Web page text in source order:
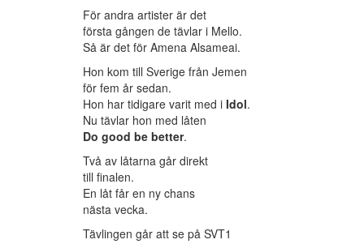
För andra artister är det
första gången de tävlar i Mello.
Så är det för Amena Alsameai.
Hon kom till Sverige från Jemen
för fem år sedan.
Hon har tidigare varit med i Idol.
Nu tävlar hon med låten
Do good be better.
Två av låtarna går direkt
till finalen.
En låt får en ny chans
nästa vecka.
Tävlingen går att se på SVT1